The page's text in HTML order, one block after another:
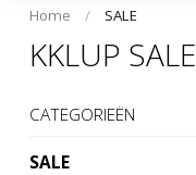
Home / SALE
KKLUP SALE
CATEGORIEËN
SALE